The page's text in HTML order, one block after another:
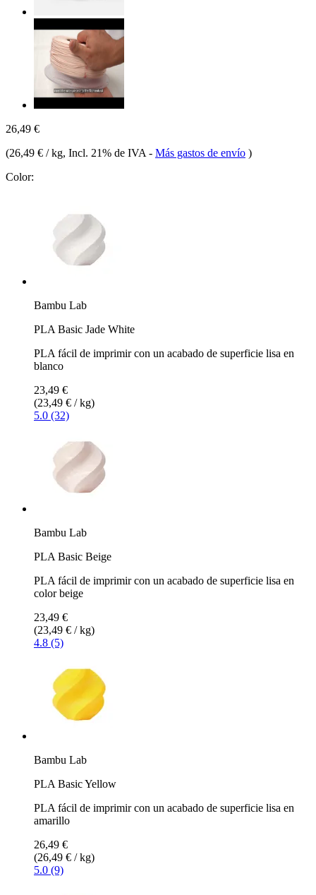
26,49 €
(26,49 € / kg, Incl. 21% de IVA - Más gastos de envío )
Color:
Bambu Lab
PLA Basic Jade White
PLA fácil de imprimir con un acabado de superficie lisa en
blanco
23,49 €
(23,49 € / kg)
5.0 (32)
Bambu Lab
PLA Basic Beige
PLA fácil de imprimir con un acabado de superficie lisa en
color beige
23,49 €
(23,49 € / kg)
4.8 (5)
Bambu Lab
PLA Basic Yellow
PLA fácil de imprimir con un acabado de superficie lisa en
amarillo
26,49 €
(26,49 € / kg)
5.0 (9)